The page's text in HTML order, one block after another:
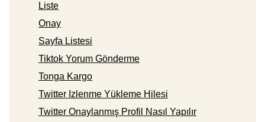
Liste
Onay
Sayfa Listesi
Tiktok Yorum Gönderme
Tonga Kargo
Twitter Izlenme Yükleme Hilesi
Twitter Onaylanmış Profil Nasıl Yapılır